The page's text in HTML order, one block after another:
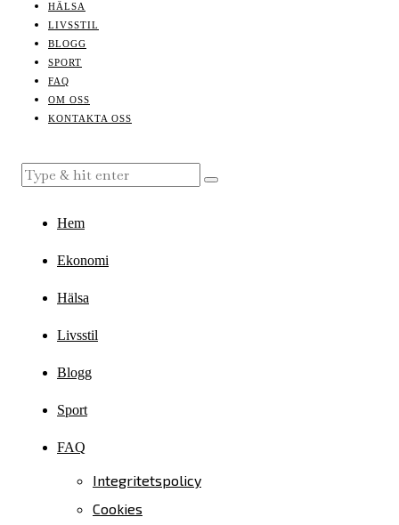
HÄLSA
LIVSSTIL
BLOGG
SPORT
FAQ
OM OSS
KONTAKTA OSS
Hem
Ekonomi
Hälsa
Livsstil
Blogg
Sport
FAQ
Integritetspolicy
Cookies